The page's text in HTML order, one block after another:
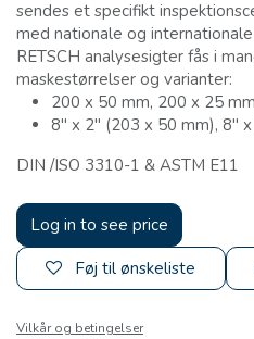
sendes et specifikt
med nationale og
RETSCH analysesigter fås i
maskestørrelser og varianter:
200 x 50 mm, 200 x 25 mm
8" x 2" (203 x 50 mm), 8"
DIN /ISO 3310-1 & ASTM E11
Log in to see price
Føj til ønskeliste
Vilkår og betingelser